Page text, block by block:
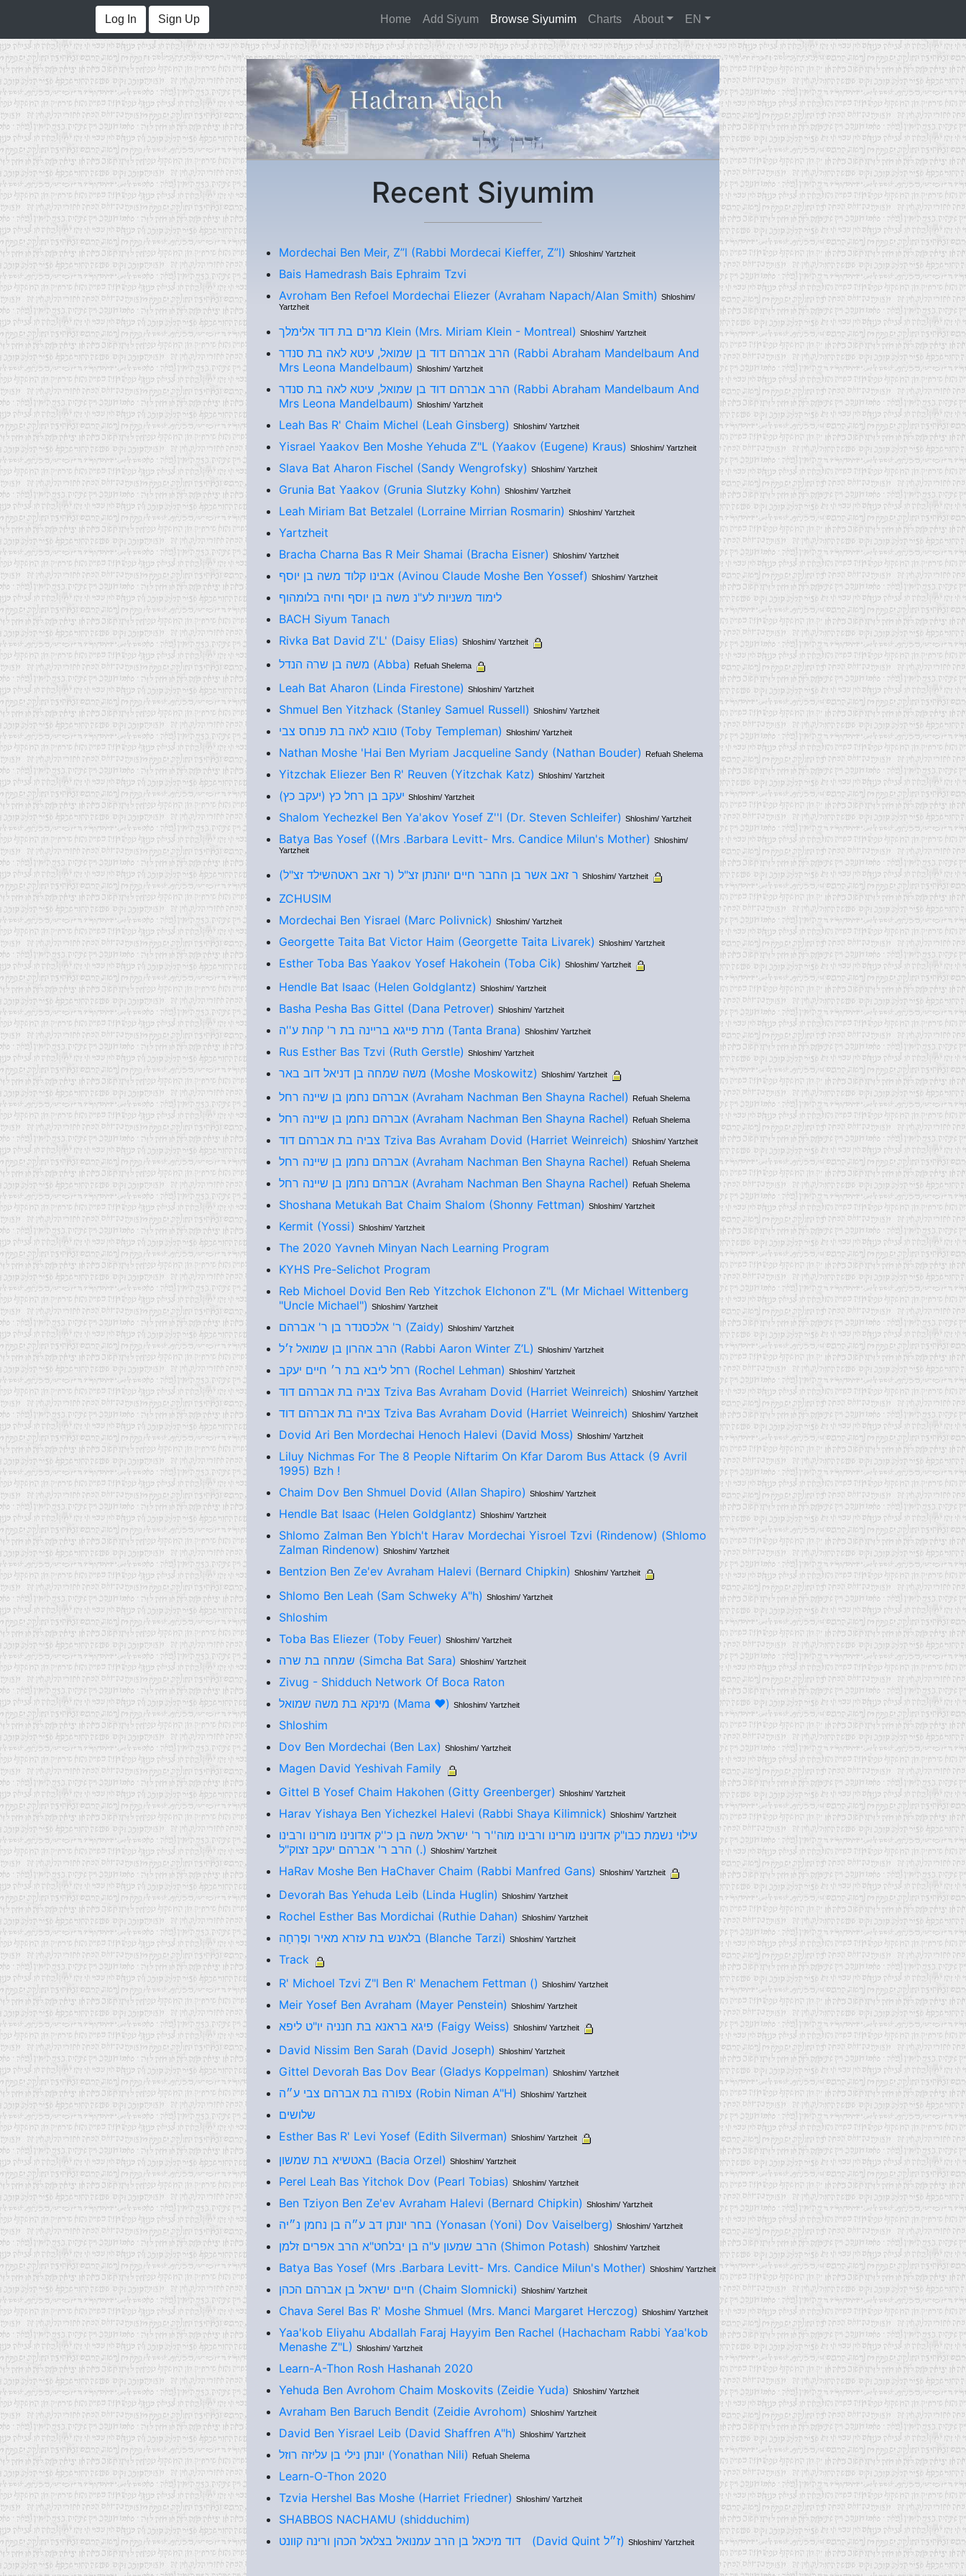
Log In Sign Up Home (current)
Add Siyum Browse Siyumim Charts About EN
Recent Siyumim
Mordechai Ben Meir, Z”l (Rabbi Mordecai Kieffer, Z”l) Shloshim/ Yartzheit
Bais Hamedrash Bais Ephraim Tzvi
Avroham Ben Refoel Mordechai Eliezer (Avraham Napach/Alan Smith) Shloshim/
Yartzheit
מרים בת דוד אלימלך Klein (Mrs. Miriam Klein - Montreal) Shloshim/ Yartzheit
הרב אברהם דוד בן שמואל, עיטא לאה בת סנדר (Rabbi Abraham Mandelbaum And
Mrs Leona Mandelbaum) Shloshim/ Yartzheit
הרב אברהם דוד בן שמואל, עיטא לאה בת סנדר (Rabbi Abraham Mandelbaum And
Mrs Leona Mandelbaum) Shloshim/ Yartzheit
Leah Bas R' Chaim Michel (Leah Ginsberg) Shloshim/ Yartzheit
Yisrael Yaakov Ben Moshe Yehuda Z"L (Yaakov (Eugene) Kraus) Shloshim/ Yartzheit
Slava Bat Aharon Fischel (Sandy Wengrofsky) Shloshim/ Yartzheit
Grunia Bat Yaakov (Grunia Slutzky Kohn) Shloshim/ Yartzheit
Leah Miriam Bat Betzalel (Lorraine Mirrian Rosmarin) Shloshim/ Yartzheit
Yartzheit
Bracha Charna Bas R Meir Shamai (Bracha Eisner) Shloshim/ Yartzheit
אבינו קלוד משה בן יוסף (Avinou Claude Moshe Ben Yossef) Shloshim/ Yartzheit
לימוד משניות לע"נ משה בן יוסף וחיה בלומהוף
BACH Siyum Tanach
Rivka Bat David Z'L' (Daisy Elias) Shloshim/ Yartzheit
משה בן שרה הנדל (Abba) Refuah Shelema
Leah Bat Aharon (Linda Firestone) Shloshim/ Yartzheit
Shmuel Ben Yitzhack (Stanley Samuel Russell) Shloshim/ Yartzheit
טובא לאה בת פנחס צבי (Toby Templeman) Shloshim/ Yartzheit
Nathan Moshe 'Hai Ben Myriam Jacqueline Sandy (Nathan Bouder) Refuah Shelema
Yitzchak Eliezer Ben R' Reuven (Yitzchak Katz) Shloshim/ Yartzheit
יעקב בן רחל כץ (יעקב כץ) Shloshim/ Yartzheit
Shalom Yechezkel Ben Ya'akov Yosef Z''l (Dr. Steven Schleifer) Shloshim/ Yartzheit
Batya Bas Yosef ((Mrs .Barbara Levitt- Mrs. Candice Milun's Mother) Shloshim/
Yartzheit
ר זאב אשר בן החבר חיים יוהנתן זצ"ל (ר זאב ראטהשילד זצ"ל) Shloshim/ Yartzheit
ZCHUSIM
Mordechai Ben Yisrael (Marc Polivnick) Shloshim/ Yartzheit
Georgette Taita Bat Victor Haim (Georgette Taita Livarek) Shloshim/ Yartzheit
Esther Toba Bas Yaakov Yosef Hakohein (Toba Cik) Shloshim/ Yartzheit
Hendle Bat Isaac (Helen Goldglantz) Shloshim/ Yartzheit
Basha Pesha Bas Gittel (Dana Petrover) Shloshim/ Yartzheit
מרת פייגא בריינה בת ר' קהת ע''ה (Tanta Brana) Shloshim/ Yartzheit
Rus Esther Bas Tzvi (Ruth Gerstle) Shloshim/ Yartzheit
משה שמחה בן דניאל דוב באר (Moshe Moskowitz) Shloshim/ Yartzheit
אברהם נחמן בן שיינה רחל (Avraham Nachman Ben Shayna Rachel) Refuah Shelema
אברהם נחמן בן שיינה רחל (Avraham Nachman Ben Shayna Rachel) Refuah Shelema
צביה בת אברהם דוד Tziva Bas Avraham Dovid (Harriet Weinreich) Shloshim/ Yartzheit
אברהם נחמן בן שיינה רחל (Avraham Nachman Ben Shayna Rachel) Refuah Shelema
אברהם נחמן בן שיינה רחל (Avraham Nachman Ben Shayna Rachel) Refuah Shelema
Shoshana Metukah Bat Chaim Shalom (Shonny Fettman) Shloshim/ Yartzheit
Kermit (Yossi) Shloshim/ Yartzheit
The 2020 Yavneh Minyan Nach Learning Program
KYHS Pre-Selichot Program
Reb Michoel Dovid Ben Reb Yitzchok Elchonon Z"L (Mr Michael Wittenberg
"Uncle Michael") Shloshim/ Yartzheit
ר' אלכסנדר בן ר' אברהם (Zaidy) Shloshim/ Yartzheit
הרב אהרון בן שמואל ז׳ל (Rabbi Aaron Winter Z’L) Shloshim/ Yartzheit
רחל ליבא בת ר׳ חיים יעקב (Rochel Lehman) Shloshim/ Yartzheit
צביה בת אברהם דוד Tziva Bas Avraham Dovid (Harriet Weinreich) Shloshim/ Yartzheit
צביה בת אברהם דוד Tziva Bas Avraham Dovid (Harriet Weinreich) Shloshim/ Yartzheit
Dovid Ari Ben Mordechai Henoch Halevi (David Moss) Shloshim/ Yartzheit
Liluy Nichmas For The 8 People Niftarim On Kfar Darom Bus Attack (9 Avril
1995) Bzh !
Chaim Dov Ben Shmuel Dovid (Allan Shapiro) Shloshim/ Yartzheit
Hendle Bat Isaac (Helen Goldglantz) Shloshim/ Yartzheit
Shlomo Zalman Ben Yblch't Harav Mordechai Yisroel Tzvi (Rindenow) (Shlomo
Zalman Rindenow) Shloshim/ Yartzheit
Bentzion Ben Ze'ev Avraham Halevi (Bernard Chipkin) Shloshim/ Yartzheit
Shlomo Ben Leah (Sam Schweky A"h) Shloshim/ Yartzheit
Shloshim
Toba Bas Eliezer (Toby Feuer) Shloshim/ Yartzheit
שמחה בת שרה (Simcha Bat Sara) Shloshim/ Yartzheit
Zivug - Shidduch Network Of Boca Raton
מינקא בת משה שמואל (Mama ❤️) Shloshim/ Yartzheit
Shloshim
Dov Ben Mordechai (Ben Lax) Shloshim/ Yartzheit
Magen David Yeshivah Family
Gittel B Yosef Chaim Hakohen (Gitty Greenberger) Shloshim/ Yartzheit
Harav Yishaya Ben Yichezkel Halevi (Rabbi Shaya Kilimnick) Shloshim/ Yartzheit
עילוי נשמת כבו"ק אדונינו מורינו ורבינו מוה''ר ר' ישראל משה בן כ''ק אדונינו מורינו ורבינו
הרב ר' אברהם יעקב זצוק"ל (.) Shloshim/ Yartzheit
HaRav Moshe Ben HaChaver Chaim (Rabbi Manfred Gans) Shloshim/ Yartzheit
Devorah Bas Yehuda Leib (Linda Huglin) Shloshim/ Yartzheit
Rochel Esther Bas Mordichai (Ruthie Dahan) Shloshim/ Yartzheit
בלאנש בת עזרא מאיר ופֲרְחָה (Blanche Tarzi) Shloshim/ Yartzheit
Track
R' Michoel Tzvi Z"l Ben R' Menachem Fettman () Shloshim/ Yartzheit
Meir Yosef Ben Avraham (Mayer Penstein) Shloshim/ Yartzheit
פיגא בראנא בת חנניה יו"ט ליפא (Faigy Weiss) Shloshim/ Yartzheit
David Nissim Ben Sarah (David Joseph) Shloshim/ Yartzheit
Gittel Devorah Bas Dov Bear (Gladys Koppelman) Shloshim/ Yartzheit
צפורה בת אברהם צבי ע״ה (Robin Niman A"H) Shloshim/ Yartzheit
שלושים
Esther Bas R' Levi Yosef (Edith Silverman) Shloshim/ Yartzheit
באטשיא בת שמשון (Bacia Orzel) Shloshim/ Yartzheit
Perel Leah Bas Yitchok Dov (Pearl Tobias) Shloshim/ Yartzheit
Ben Tziyon Ben Ze'ev Avraham Halevi (Bernard Chipkin) Shloshim/ Yartzheit
בחר יונתן דב ע״ה בן נחמן נ״יה (Yonasan (Yoni) Dov Vaiselberg) Shloshim/ Yartzheit
הרב שמעון ע"ה בן יבלחט"א הרב אפרים זלמן (Shimon Potash) Shloshim/ Yartzheit
Batya Bas Yosef (Mrs .Barbara Levitt- Mrs. Candice Milun's Mother) Shloshim/ Yartzheit
חיים ישראל בן אברהם הכהן (Chaim Slomnicki) Shloshim/ Yartzheit
Chava Serel Bas R' Moshe Shmuel (Mrs. Manci Margaret Herczog) Shloshim/ Yartzheit
Yaa'kob Eliyahu Abdallah Faraj Hayyim Ben Rachel (Hachacham Rabbi Yaa'kob
Menashe Z"L) Shloshim/ Yartzheit
Learn-A-Thon Rosh Hashanah 2020
Yehuda Ben Avrohom Chaim Moskovits (Zeidie Yuda) Shloshim/ Yartzheit
Avraham Ben Baruch Bendit (Zeidie Avrohom) Shloshim/ Yartzheit
David Ben Yisrael Leib (David Shaffren A"h) Shloshim/ Yartzheit
יונתן נילי בן עליזה רוזל (Yonathan Nili) Refuah Shelema
Learn-O-Thon 2020
Tzvia Hershel Bas Moshe (Harriet Friedner) Shloshim/ Yartzheit
SHABBOS NACHAMU (shidduchim)
דוד מיכאל בן הרב עמנואל בצלאל הכהן ורינה קוונט (David Quint ז״ל) Shloshim/ Yartzheit